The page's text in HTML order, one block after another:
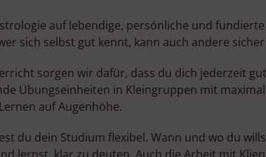
auf lebendige, persönliche und
sich selbst gut kennt, kann auch andere
sorgen wir dafür, dass du dich jederzeit
Übungseinheiten in Kleingruppen mit
auf Augenhöhe.
du dein Studium flexibel. Wann und wo du
lernst, klar zu deuten. Auch die Arbeit mit